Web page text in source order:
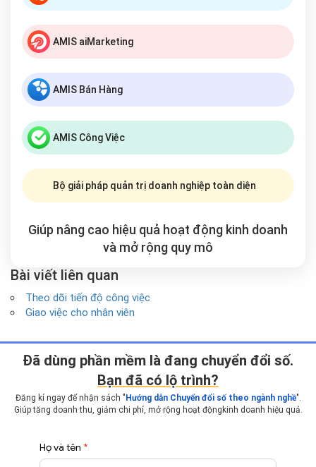
AMIS aiMarketing
AMIS Bán Hàng
AMIS Công Việc
Bộ giải pháp quản trị doanh nghiệp toàn diện
Giúp nâng cao hiệu quả hoạt động kinh doanh
và mở rộng quy mô
Bài viết liên quan
Theo dõi tiến độ công việc
Giao việc cho nhân viên
Ðã dùng phần mềm là đang chuyển đổi số.
Bạn đã có lộ trình?
Đăng kí ngay để nhận sách " Hướng dẫn Chuyển đổi số theo ngành nghề".
Giúp tăng doanh thu, giảm chi phí, mở rộng hoạt động kinh doanh hiệu quả.
Họ và tên *